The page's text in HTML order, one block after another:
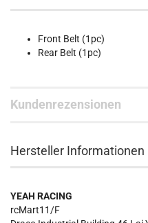
Front Belt (1pc)
Rear Belt (1pc)
Kundenrezensionen
Hersteller Informationen
YEAH RACING
rcMart11/F